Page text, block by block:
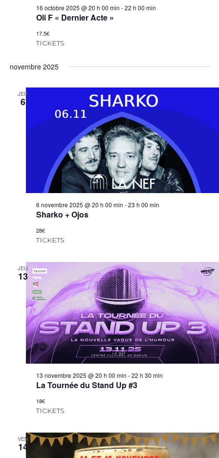
16 octobre 2025 @ 20 h 00 min -22 h 00 min
Oli F « Dernier Acte »
17.5€
TICKETS
novembre 2025
JEU
6
6 novembre 2025 @ 20 h 00 min -23 h 00 min
Sharko + Ojos
28€
TICKETS
JEU
13
13 novembre 2025 @ 20 h 00 min -22 h 30 min
La Tournée du Stand Up #3
18€
TICKETS
VEN
14